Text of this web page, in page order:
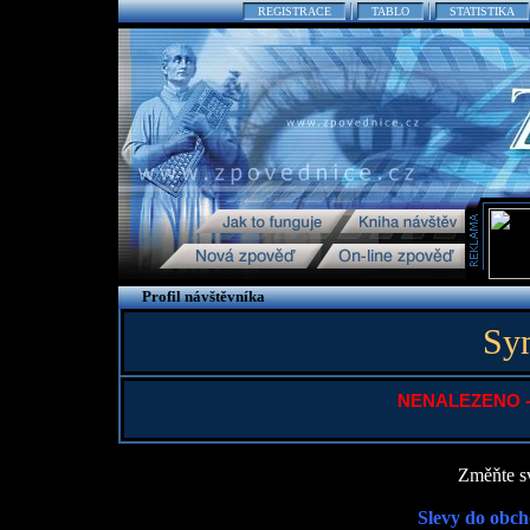
REGISTRACE TABLO STATISTIKA
Profil návštěvníka
NENALEZENO
Změňte
Slevy do